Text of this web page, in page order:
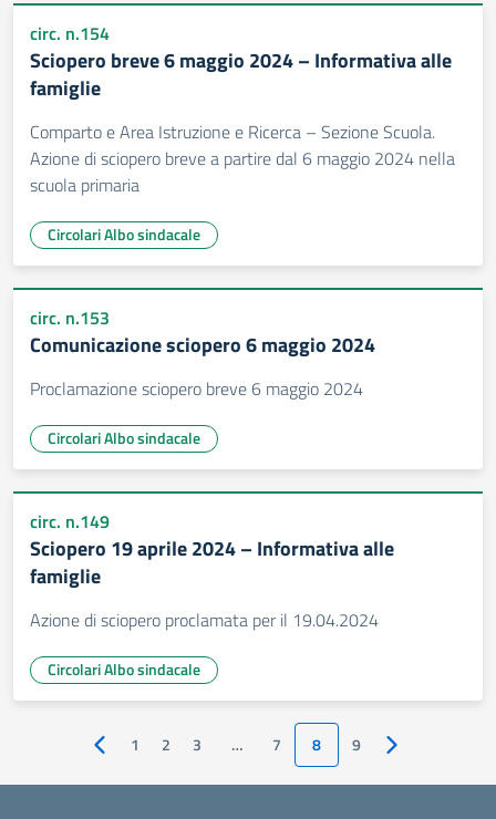
circ. n.154
Sciopero breve 6 maggio 2024 – Informativa alle
famiglie
Comparto e Area Istruzione e Ricerca – Sezione Scuola.
Azione di sciopero breve a partire dal 6 maggio 2024 nella
scuola primaria
Circolari Albo sindacale
circ. n.153
Comunicazione sciopero 6 maggio 2024
Proclamazione sciopero breve 6 maggio 2024
Circolari Albo sindacale
circ. n.149
Sciopero 19 aprile 2024 – Informativa alle
famiglie
Azione di sciopero proclamata per il 19.04.2024
Circolari Albo sindacale
Pagina precedente
1 2 3 … 7 8 9 Pagina